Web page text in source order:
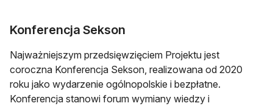
Konferencja Sekson
Najważniejszym przedsięwzięciem Projektu jest
coroczna Konferencja Sekson, realizowana od 2020
roku jako wydarzenie ogólnopolskie i bezpłatne.
Konferencja stanowi forum wymiany wiedzy i